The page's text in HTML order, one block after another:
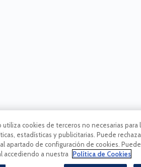
cookies de terceros no necesarias para
estadísticas y publicitarias. Puede
apartado de configuración de cookies.
accediendo a nuestra
Política de Cookies